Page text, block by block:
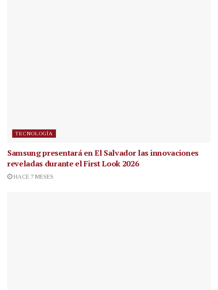
TECNOLOGÍA
Samsung presentará en El Salvador las innovaciones
reveladas durante el First Look 2026
HACE 7 MESES